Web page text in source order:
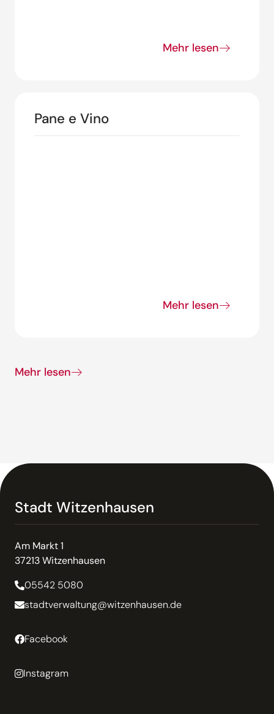
Mehr lesen
Pane e Vino
Mehr lesen
Mehr lesen
Stadt Witzenhausen
Am Markt 1
37213 Witzenhausen
05542 5080
stadtverwaltung@witzenhausen.de
Facebook
Instagram